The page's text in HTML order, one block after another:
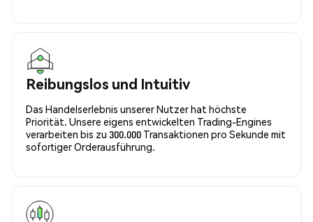
Reibungslos und Intuitiv
Das Handelserlebnis unserer Nutzer hat höchste
Priorität. Unsere eigens entwickelten Trading-Engines
verarbeiten bis zu 300.000 Transaktionen pro Sekunde mit
sofortiger Orderausführung.